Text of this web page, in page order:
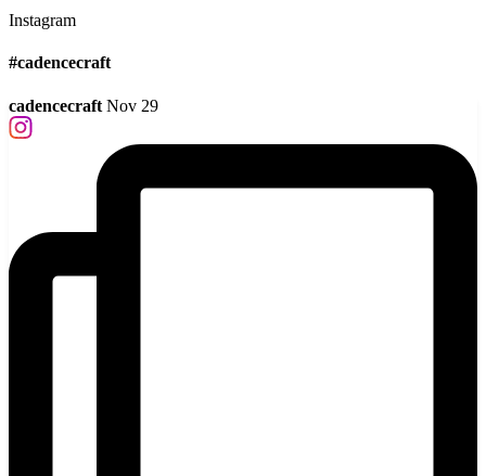
Instagram
#cadencecraft
cadencecraft Nov 29